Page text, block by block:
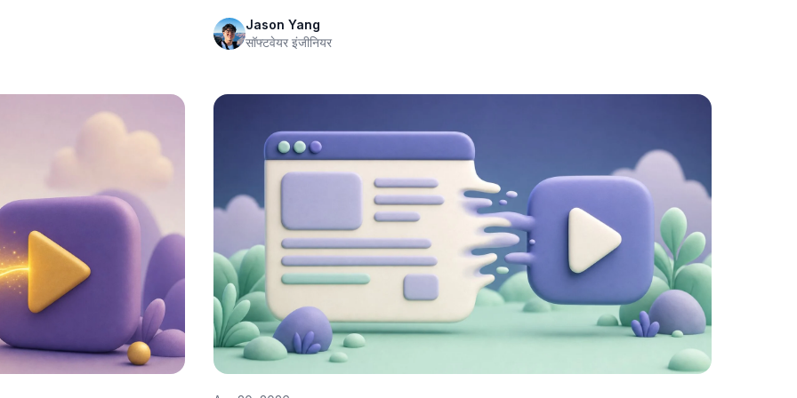
Jason Yang
सॉफ्टवेयर इंजीनियर